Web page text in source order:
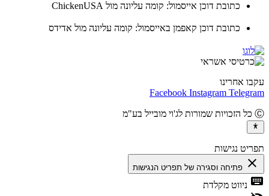
כתובת דוכן אייסמול: קומה עליונה מול ChickenUSA
כתובת דוכן קאפמן באייסמול: קומה עליונה מול אדידס
אחרינו
Facebook Instagram
נגישות
פתיחה וסגירה של תפריט הנגישות
ניווט מקלדת